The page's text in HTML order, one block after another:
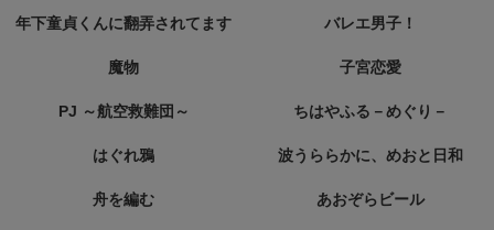
年下童貞くんに翻弄されてます バレエ男子！
魔物 子宮恋愛
PJ ～航空救難団～ ちはやふる－めぐり－
はぐれ鴉 波うららかに、めおと日和
舟を編む あおぞらビール